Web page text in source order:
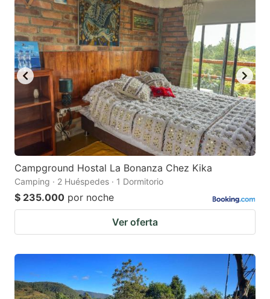
Campground Hostal La Bonanza Chez Kika
Camping · 2 Huéspedes · 1 Dormitorio
$ 235.000 por noche
Ver oferta